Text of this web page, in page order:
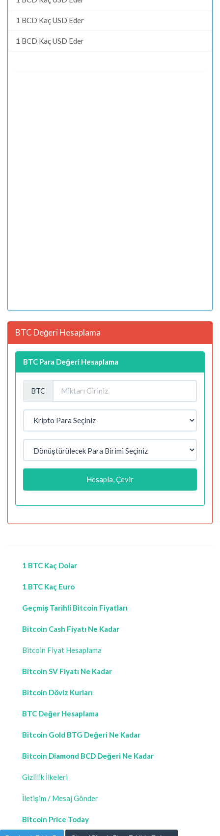
1 BCD Kaç USD Eder
1 BCD Kaç USD Eder
BTC Değeri Hesaplama
BTC Para Değeri Hesaplama
BTC
Hesapla, Çevir
1 BTC Kaç Dolar
1 BTC Kaç Euro
Geçmiş Tarihli Bitcoin Fiyatları
Bitcoin Cash Fiyatı Ne Kadar
Bitcoin Fiyat Hesaplama
Bitcoin SV Fiyatı Ne Kadar
Bitcoin Döviz Kurları
BTC Değer Hesaplama
Bitcoin Gold BTG Değeri Ne Kadar
Bitcoin Diamond BCD Değeri Ne Kadar
Gizlilik İlkeleri
İletişim / Mesaj Gönder
Bitcoin Price Today